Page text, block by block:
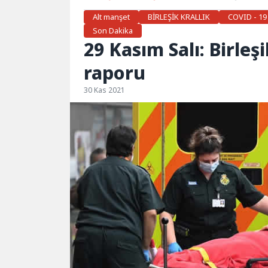
Alt manşet
BİRLEŞİK KRALLIK COVID - 19
Son Dakika
29 Kasım Salı:
raporu
30 Kas 2021